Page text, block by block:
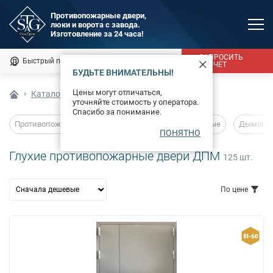
Быстрый подбор
ЗАПРОСИТЬ
РАСЧЕТ
Противопожарные двери,
люки и ворота с завода.
Изготовление за 24 часа!
Доставка и монтаж
Оплата
Сертификаты
БУДЬТЕ ВНИМАТЕЛЬНЫ!
Цены могут отличаться,
уточняйте стоимость у оператора.
Спасибо за понимание.
ПОНЯТНО
Каталог Противопожарные двери
Противопожарные двери Остекленные
Глухие противопожарные двери ДПМ 125 шт.
По цене
до руб.
MAX
Мы онлайн